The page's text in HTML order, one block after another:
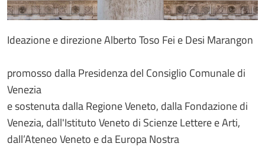
Ideazione e direzione Alberto Toso Fei e Desi Marangon
promosso dalla Presidenza del Consiglio Comunale di
Venezia
e sostenuta dalla Regione Veneto, dalla Fondazione di
Venezia, dall'Istituto Veneto di Scienze Lettere e Arti,
dall’Ateneo Veneto e da Europa Nostra